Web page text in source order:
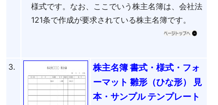
様式です。なお、ここでいう株主名簿は、会社法
121条で作成が要求されている株主名簿です。
3.
株主名簿 書式・様式・フォ
ーマット 雛形（ひな形） 見
本・サンプル テンプレート